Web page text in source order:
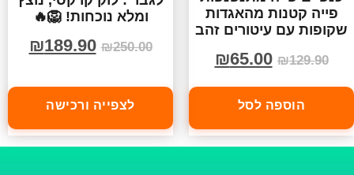
פייה קטנות מהאגדות
שקופות עם עיטורים זהב
₪129.90
₪65.00
הוספה לסל
ומלא נוכחות! 🦁🔥
₪250.00
₪189.90
לצפייה ורכישה